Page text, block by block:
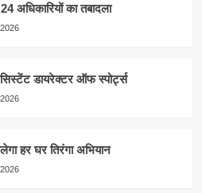
अधिकारियों का तबादला
डायरेक्टर ऑफ स्पोर्ट्स
हर घर तिरंगा अभियान